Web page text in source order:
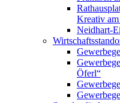
Kreativ am
Neidhart-
Öferl“